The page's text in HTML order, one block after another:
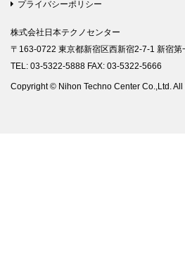
プライバシーポリシー
株式会社日本テクノセンター
〒163-0722 東京都新宿区西新宿2-7-1 新宿
TEL: 03-5322-5888 FAX: 03-5322-5666
Copyright © Nihon Techno Center Co.,Ltd.